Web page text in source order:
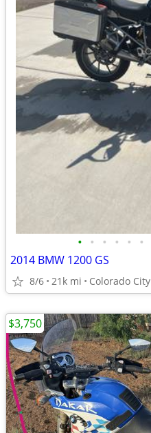
• • • • • •
2014 BMW 1200 GS
8/6 21k mi Colorado City
$3,750